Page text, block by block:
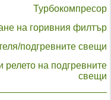
Турбокомпресор
на горивния филтър
подгревните свещи
релето на подгревните
свещи